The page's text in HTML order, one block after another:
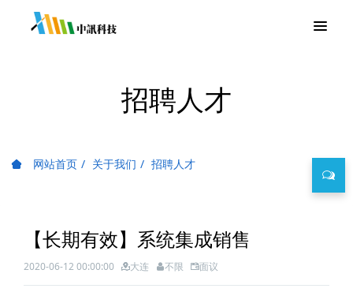
招聘人才
网站首页 关于我们 招聘人才
【长期有效】系统集成销售
2020-06-12 00:00:00 大连 不限 面议